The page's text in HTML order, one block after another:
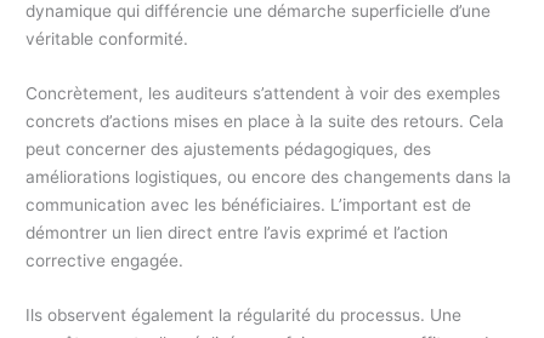
dynamique qui différencie une démarche superficielle d’une
véritable conformité.
Concrètement, les auditeurs s’attendent à voir des exemples
concrets d’actions mises en place à la suite des retours. Cela
peut concerner des ajustements pédagogiques, des
améliorations logistiques, ou encore des changements dans la
communication avec les bénéficiaires. L’important est de
démontrer un lien direct entre l’avis exprimé et l’action
corrective engagée.
Ils observent également la régularité du processus. Une